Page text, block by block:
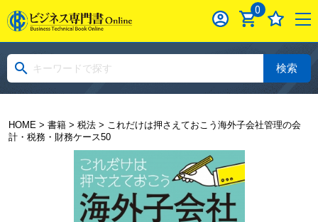
0
検索
HOME> 書籍> 税法> これだけは押さえておこう海外子会社管理の会
計・税務・財務ケース50